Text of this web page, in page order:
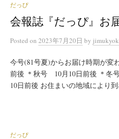
だっぴ
会報誌『だっぴ』お
Posted on 2023年7月20日 by
今号(81号夏)からお届け時期が
前後 ＊秋号 10月10日前後 ＊
10日前後 お住まいの地域により到
だっぴ